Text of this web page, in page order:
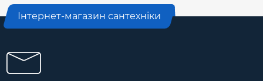
Інтернет-магазин сантехніки